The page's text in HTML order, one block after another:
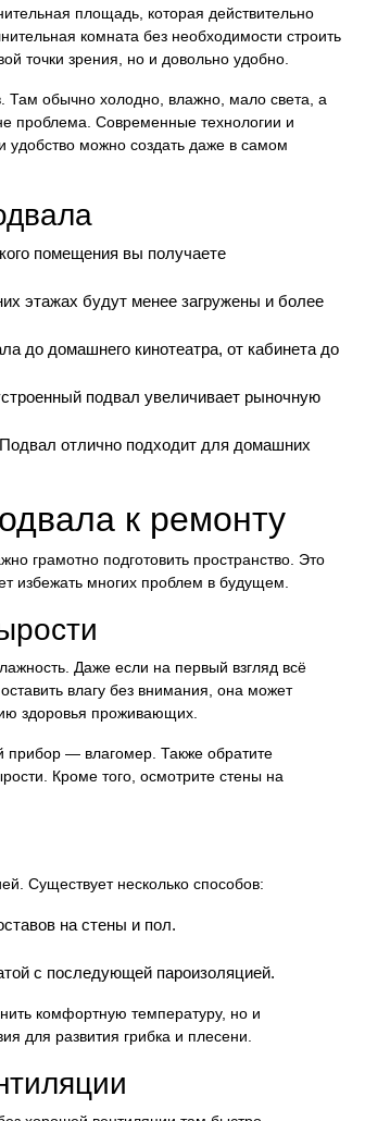
площадь, которая действительно
комната без необходимости строить
точки зрения, но и довольно удобно.
Там обычно холодно, влажно, мало света, а
проблема. Современные технологии и
можно создать даже в самом
помещения вы получаете
этажах будут менее загружены и более
до домашнего кинотеатра, от кабинета до
подвал увеличивает рыночную
Подвал отлично подходит для домашних
к ремонту
грамотно подготовить пространство. Это
избежать многих проблем в будущем.
Даже если на первый взгляд всё
влагу без внимания, она может
здоровья проживающих.
прибор — влагомер. Также обратите
Кроме того, осмотрите стены на
Существует несколько способов:
на стены и пол.
с последующей пароизоляцией.
комфортную температуру, но и
для развития грибка и плесени.